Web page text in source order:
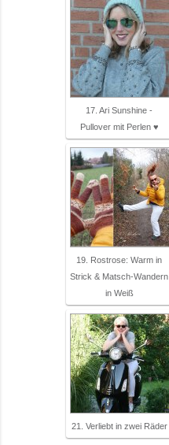
17. Ari Sunshine -
Pullover mit Perlen ♥
19. Rostrose: Warm in
Strick & Matsch-Wandern
in Weiß
21. Verliebt in zwei Räder